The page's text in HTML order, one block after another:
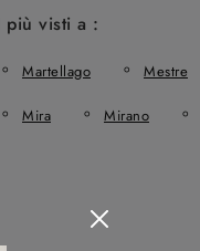
più visti a :
Martellago Mestre
Mira Mirano